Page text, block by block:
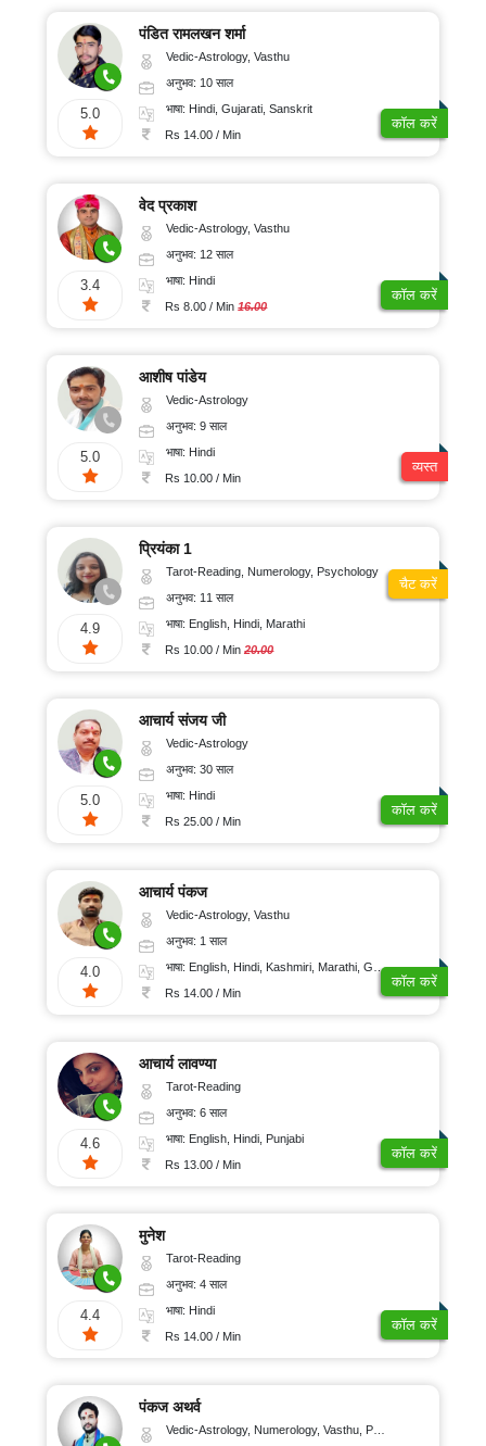
5.0
पंडित रामलखन शर्मा
Vedic-Astrology, Vasthu
अनुभव: 10 साल
भाषा: Hindi, Gujarati, Sanskrit
Rs 14.00 / Min
कॉल करें
3.4
वेद प्रकाश
Vedic-Astrology, Vasthu
अनुभव: 12 साल
भाषा: Hindi
Rs 8.00 / Min16.00
कॉल करें
5.0
आशीष पांडेय
Vedic-Astrology
अनुभव: 9 साल
भाषा: Hindi
Rs 10.00 / Min
व्यस्त
4.9
प्रियंका 1
Tarot-Reading, Numerology, Psychology
अनुभव: 11 साल
भाषा: English, Hindi, Marathi
Rs 10.00 / Min20.00
चैट करें
5.0
आचार्य संजय जी
Vedic-Astrology
अनुभव: 30 साल
भाषा: Hindi
Rs 25.00 / Min
कॉल करें
4.0
आचार्य पंकज
Vedic-Astrology, Vasthu
अनुभव: 1 साल
भाषा: English, Hindi, Kashmiri, Marathi, Gujarati, Punjabi, Odiya, Nepali, Sanskrit
Rs 14.00 / Min
कॉल करें
4.6
आचार्य लावण्या
Tarot-Reading
अनुभव: 6 साल
भाषा: English, Hindi, Punjabi
Rs 13.00 / Min
कॉल करें
4.4
मुनेश
Tarot-Reading
अनुभव: 4 साल
भाषा: Hindi
Rs 14.00 / Min
कॉल करें
पंकज अथर्व
Vedic-Astrology, Numerology, Vasthu, Psychology, Medical-Astrology, Tree-Astrology, Prashna-Kundali